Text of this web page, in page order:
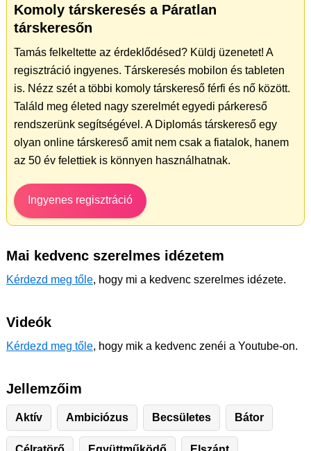
Komoly társkeresés a Páratlan
társkeresőn
Tamás felkeltette az érdeklődésed? Küldj üzenetet! A
regisztráció ingyenes. Társkeresés mobilon és tableten
is. Nézz szét a többi komoly társkereső férfi és nő között.
Találd meg életed nagy szerelmét egyedi párkereső
rendszerünk segítségével. A Diplomás társkereső egy
olyan online társkereső amit nem csak a fiatalok, hanem
az 50 év felettiek is könnyen használhatnak.
Ingyenes regisztráció
Mai kedvenc szerelmes idézetem
Kérdezd meg tőle, hogy mi a kedvenc szerelmes idézete.
Videók
Kérdezd meg tőle, hogy mik a kedvenc zenéi a Youtube-on.
Jellemzőim
Aktív Ambiciózus Becsületes Bátor